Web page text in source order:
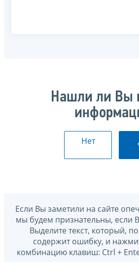
Нашли ли Вы
Нет
Если Вы заметили на сайте
мы будем признательны, если
Выделите текст, который,
содержит ошибку, и
комбинацию клавиш: Ctrl +